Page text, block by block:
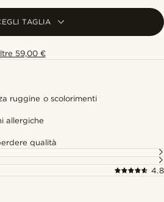
TAGLIA
59,00 €
ruggine o scolorimenti
allergiche
qualità
4.8